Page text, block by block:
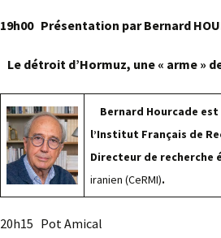
19h00 Présentation par Bernard
Le détroit d’Hormuz, une « arme »
Bernard Hourcade
l’Institut Français de
Directeur de recherche
iranien (CeRMI).
20h15 Pot Amical